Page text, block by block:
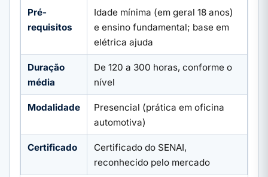
Pré-
requisitos
Idade mínima (em geral 18 anos)
e ensino fundamental; base em
elétrica ajuda
Duração
média
De 120 a 300 horas, conforme o
nível
Modalidade
Presencial (prática em oficina
automotiva)
Certificado
Certificado do SENAI,
reconhecido pelo mercado